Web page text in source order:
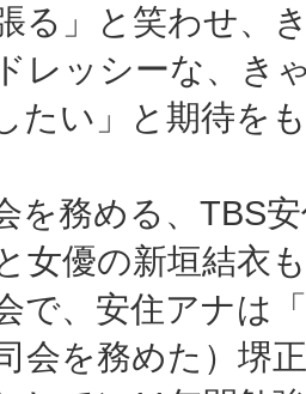
る」と笑わせ、
レッシーな、き
たい」と期待を
を務める、TBS
女優の新垣結衣
で、安住アナは
会を務めた）堺